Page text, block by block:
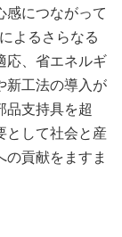
感につながって
よるさらなる
応、省エネルギ
新工法の導入が
品支持具を超
として社会と産
貢献をますま